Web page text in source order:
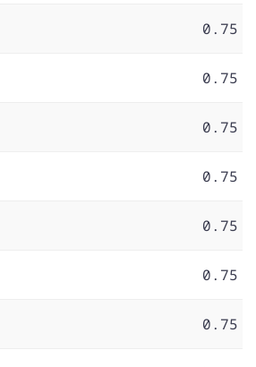
0.75
0.75
0.75
0.75
0.75
0.75
0.75